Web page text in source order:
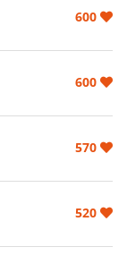
600
600
570
520